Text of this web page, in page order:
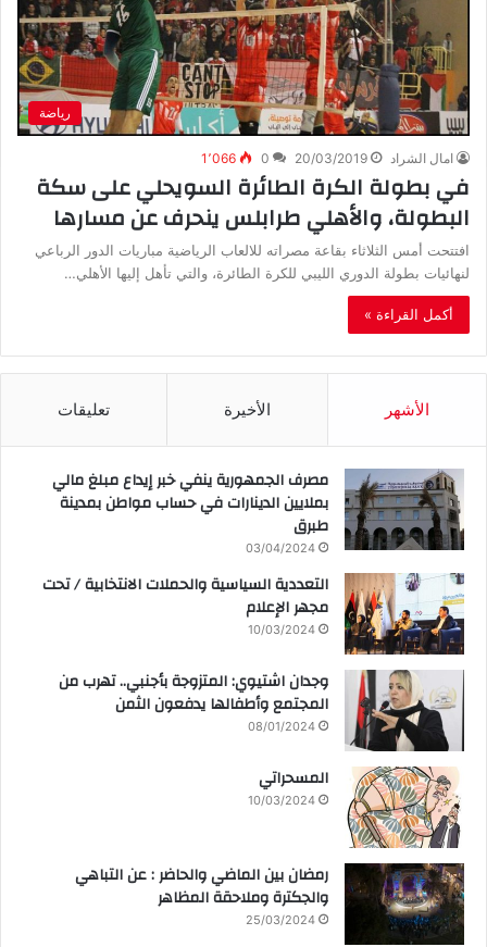
رياضة
امال الشراد 20/03/2019
0 1٬066
في بطولة الكرة الطائرة السويحلي على سكة
البطولة، والأهلي طرابلس ينحرف عن مسارها
افتتحت أمس الثلاثاء بقاعة مصراته للالعاب الرياضية مباريات الدور الرباعي
لنهائيات بطولة الدوري الليبي للكرة الطائرة، والتي تأهل إليها الأهلي…
أكمل القراءة »
الأشهر الأخيرة تعليقات
مصرف الجمهورية ينفي خبر إيداع مبلغ مالي
بملايين الدينارات في حساب مواطن بمدينة
طبرق
03/04/2024
التعددية السياسية والحملات الانتخابية / تحت
مجهر الإعلام
10/03/2024
وجدان اشتيوي: المتزوجة بأجنبي.. تهرب من
المجتمع وأطفالها يدفعون الثمن
08/01/2024
المسحراتي
10/03/2024
رمضان بين الماضي والحاضر : عن التباهي
والجكترة وملاحقة المظاهر
25/03/2024